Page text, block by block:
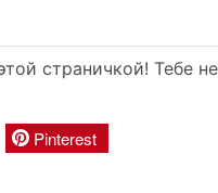
страничкой! Тебе
Pinterest